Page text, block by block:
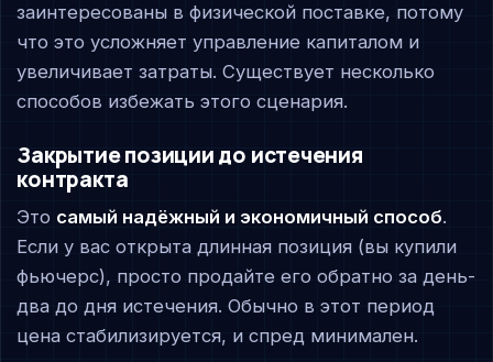
заинтересованы в физической поставке, потому
что это усложняет управление капиталом и
увеличивает затраты. Существует несколько
способов избежать этого сценария.
Закрытие позиции до истечения
контракта
Это самый надёжный и экономичный способ.
Если у вас открыта длинная позиция (вы купили
фьючерс), просто продайте его обратно за день-
два до дня истечения. Обычно в этот период
цена стабилизируется, и спред минимален.